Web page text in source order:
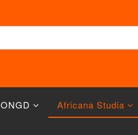
ONGD Africana Studia